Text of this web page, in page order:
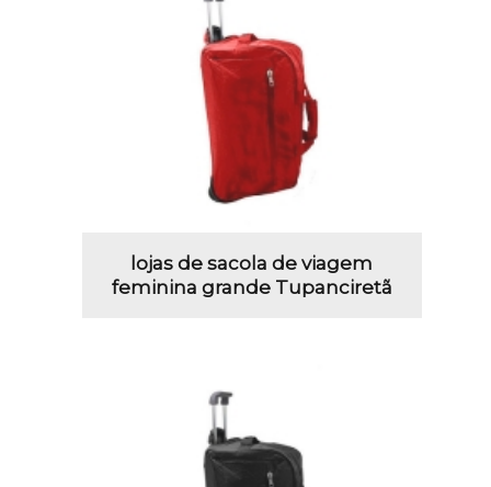
lojas de sacola de viagem
feminina grande Tupanciretã